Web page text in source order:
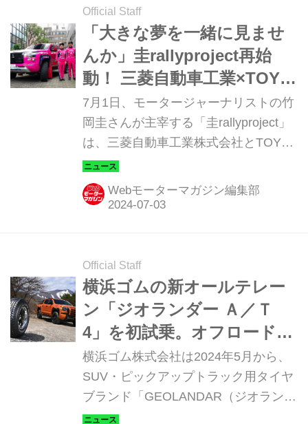
持ち込んで、メディア向けの取材会も
行われた。（写真：伊藤嘉啓、三菱自
動車） 悪路走破性を大幅に高めたトラ
イトンで総合優勝を狙う 「AXCR」は
1996年に初開催されて以来、今年で29
回を数えるアジア最大のクロスカント
リーラリー。いわばダカールラリーの
アジア版とも言えるイベントだ。コー
スは毎年変わるが、近年はタイ...
Official Staff
「大きな夢を一緒に見ませ
んか」圭rallyproject再始
動！ 三菱自動車工業×TOYO
TIREのサポートでXCRスプ
リントカップ北海道に参戦
7月1日、モータージャーナリストの竹
岡圭さんが主宰する「圭rallyproject」
は、三菱自動車工業株式会社とTOYO
TIRE株式会社によるサポートにより、
XCRスプリントカップ北海道第3戦
「2024 ARK ラリーカムイ」（7月5日
すると発表した。「いつか三菱車でラ
リーがしたい」。竹岡さんの長年あた
ためていた夢が、ついに叶う時が来
Webモーターマガジン編集部
Official Staff
横浜ゴムの新オールテレー
ン「ジオランダー Ａ／Ｔ
4」を初試乗。オフロード志
向のイケメンぶりとオール
シーズンの快適・安心を極
めた才色兼備クンだった
横浜ゴム株式会社は2024年5月から、
SUV・ピックアップトラック用タイヤ
ブランド「GEOLANDAR（ジオランダ
ー）」の新商品「GEOLANDAR